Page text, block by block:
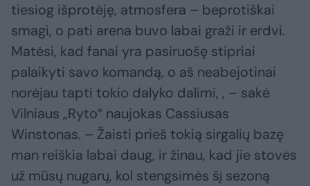
tiesiog išprotėję, atmosfera – beprotiškai
smagi, o pati arena buvo labai graži ir erdvi.
Matėsi, kad fanai yra pasiruošę stipriai
palaikyti savo komandą, o aš neabejotinai
norėjau tapti tokio dalyko dalimi, , – sakė
Vilniaus „Ryto“ naujokas Cassiusas
Winstonas. – Žaisti prieš tokią sirgalių bazę
man reiškia labai daug, ir žinau, kad jie stovės
už mūsų nugarų, kol stengsimės šį sezoną